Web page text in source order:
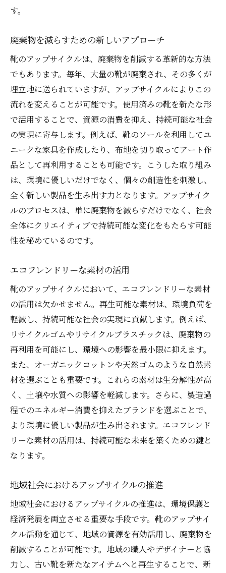
す。
廃棄物を減らすための新しいアプローチ
靴のアップサイクルは、廃棄物を削減する革新的な方法
でもあります。毎年、大量の靴が廃棄され、その多くが
埋立地に送られていますが、アップサイクルによりこの
流れを変えることが可能です。使用済みの靴を新たな形
で活用することで、資源の消費を抑え、持続可能な社会
の実現に寄与します。例えば、靴のソールを利用してユ
ニークな家具を作成したり、布地を切り取ってアート作
品として再利用することも可能です。こうした取り組み
は、環境に優しいだけでなく、個々の創造性を刺激し、
全く新しい製品を生み出す力となります。アップサイク
ルのプロセスは、単に廃棄物を減らすだけでなく、社会
全体にクリエイティブで持続可能な変化をもたらす可能
性を秘めているのです。
エコフレンドリーな素材の活用
靴のアップサイクルにおいて、エコフレンドリーな素材
の活用は欠かせません。再生可能な素材は、環境負荷を
軽減し、持続可能な社会の実現に貢献します。例えば、
リサイクルゴムやリサイクルプラスチックは、廃棄物の
再利用を可能にし、環境への影響を最小限に抑えます。
また、オーガニックコットンや天然ゴムのような自然素
材を選ぶことも重要です。これらの素材は生分解性が高
く、土壌や水質への影響を軽減します。さらに、製造過
程でのエネルギー消費を抑えたブランドを選ぶことで、
より環境に優しい製品が生み出されます。エコフレンド
リーな素材の活用は、持続可能な未来を築くための鍵と
なります。
地域社会におけるアップサイクルの推進
地域社会におけるアップサイクルの推進は、環境保護と
経済発展を両立させる重要な手段です。靴のアップサイ
クル活動を通じて、地域の資源を有効活用し、廃棄物を
削減することが可能です。地域の職人やデザイナーと協
力し、古い靴を新たなアイテムへと再生することで、新